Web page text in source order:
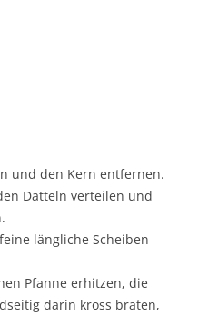
und den Kern entfernen.
Datteln verteilen und
längliche Scheiben
Pfanne erhitzen, die
darin kross braten,